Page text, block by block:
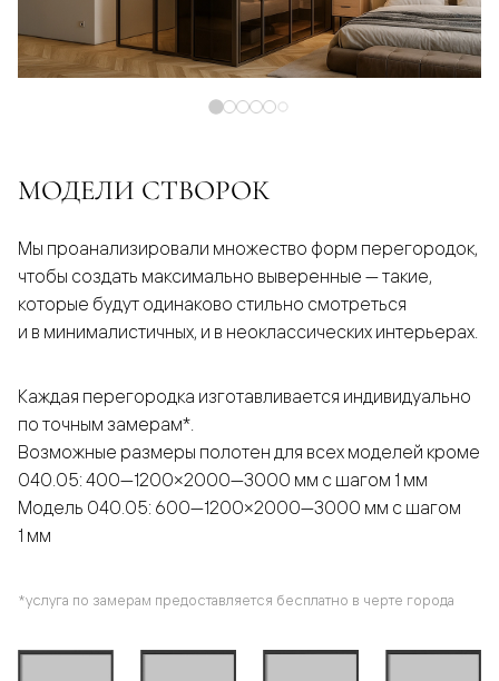
МОДЕЛИ СТВОРОК
Мы проанализировали множество форм перегородок,
чтобы создать максимально выверенные — такие,
которые будут одинаково стильно смотреться
и в минималистичных, и в неоклассических интерьерах.
Каждая перегородка изготавливается индивидуально
по точным замерам*.
Возможные размеры полотен для всех моделей кроме
040.05: 400—1200×2000—3000 мм с шагом 1 мм
Модель 040.05: 600—1200×2000—3000 мм с шагом
1 мм
*услуга по замерам предоставляется бесплатно в черте города